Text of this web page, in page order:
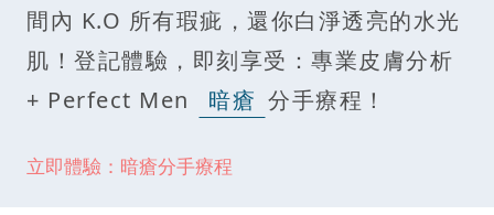
間內 K.O 所有瑕疵，還你白淨透亮的水光
肌！登記體驗，即刻享受：專業皮膚分析
+ Perfect Men
暗瘡 分手療程！
立即體驗：暗瘡分手療程